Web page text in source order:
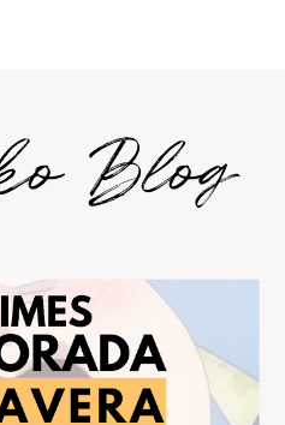
Blog